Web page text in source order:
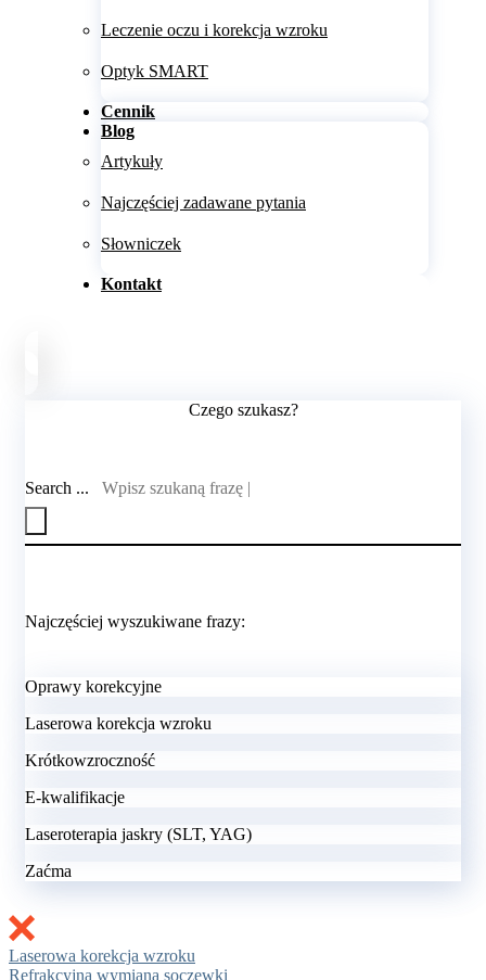
Leczenie oczu i korekcja wzroku
Optyk SMART
Cennik
Blog
Artykuły
Najczęściej zadawane pytania
Słowniczek
Kontakt
Czego szukasz?
Search ...
Najczęściej wyszukiwane frazy:
Oprawy korekcyjne
Laserowa korekcja wzroku
Krótkowzroczność
E-kwalifikacje
Laseroterapia jaskry (SLT, YAG)
Zaćma
Laserowa korekcja wzroku
Refrakcyjna wymiana soczewki